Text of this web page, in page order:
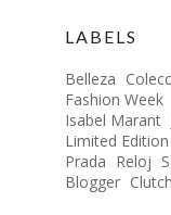
LABELS
Belleza
Fashion Week
Isabel Marant
Limited Edition
Prada Reloj
Blogger Clutch